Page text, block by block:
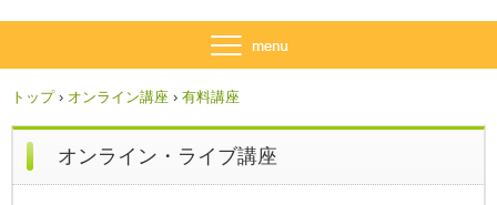
トップ › オンライン講座 › 有料講座
オンライン・ライブ講座